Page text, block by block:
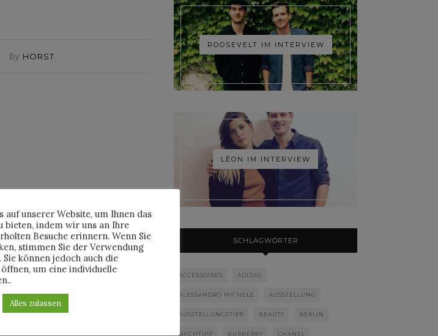
By HORST
ROOSEVELT IM INTERVIEW
LÉON IM INTERVIEW
SCHLAGWÖRTER
ACCESSOIRES ADIDAS
ALESSANDRO MICHELE AUSSTELLUNG
AUSSTELLUNGSTIPP BEAUTY BERLIN
BUCHTIPP BURBERRY CHANEL
unserer Website, um Ihnen das
bieten, indem wir uns an Ihre
Besuche erinnern. Wenn Sie
stimmen Sie der Verwendung
können jedoch auch die
um eine individuelle
Alles zulassen